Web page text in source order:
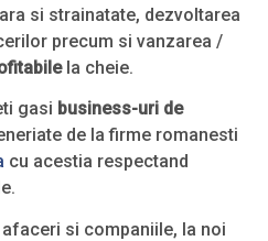
si strainatate, dezvoltarea
precum si vanzarea /
la cheie.
gasi business-uri de
de la firme romanesti
cu acestia respectand
si companiile, la noi